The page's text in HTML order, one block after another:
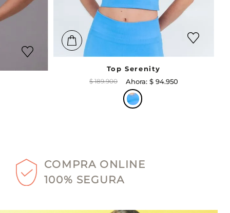
Top Serenity
$ 189.900 $ 94.950
COMPRA ONLINE
100% SEGURA